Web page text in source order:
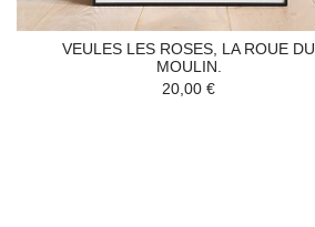
VEULES LES ROSES, LA ROUE DU
MOULIN.
20,00 €